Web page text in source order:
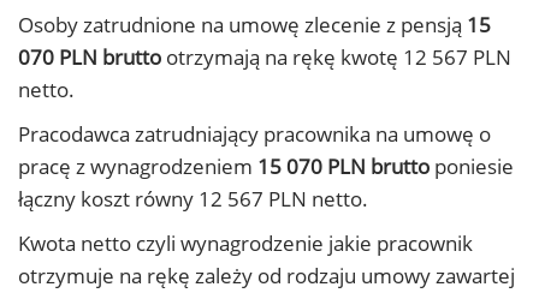
Osoby zatrudnione na umowę zlecenie z pensją 15
070 PLN brutto otrzymają na rękę kwotę 12 567 PLN
netto.
Pracodawca zatrudniający pracownika na umowę o
pracę z wynagrodzeniem 15 070 PLN brutto poniesie
łączny koszt równy 12 567 PLN netto.
Kwota netto czyli wynagrodzenie jakie pracownik
otrzymuje na rękę zależy od rodzaju umowy zawartej